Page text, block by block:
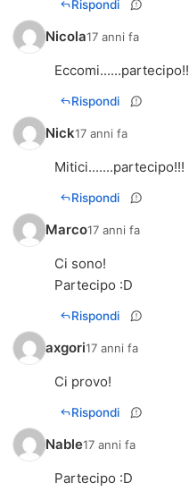
Rispondi
Nicola17 anni fa
Eccomi......partecipo!!
Rispondi
Nick17 anni fa
Mitici.......partecipo!!!
Rispondi
Marco17 anni fa
Ci sono!
Partecipo :D
Rispondi
axgori17 anni fa
Ci provo!
Rispondi
Nable17 anni fa
Partecipo :D